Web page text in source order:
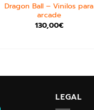
Dragon Ball – Vinilos para
arcade
130,00€
LEGAL